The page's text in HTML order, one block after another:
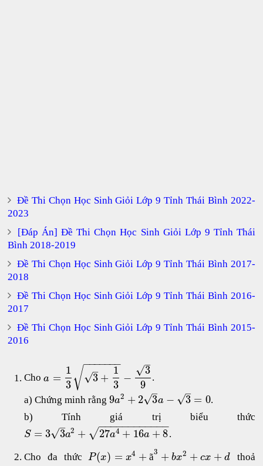
Đề Thi Chọn Học Sinh Giỏi Lớp 9 Tỉnh Thái Bình 2022-
2023
[Đáp Án] Đề Thi Chọn Học Sinh Giỏi Lớp 9 Tỉnh Thái
Bình 2018-2019
Đề Thi Chọn Học Sinh Giỏi Lớp 9 Tỉnh Thái Bình 2017-
2018
Đề Thi Chọn Học Sinh Giỏi Lớp 9 Tỉnh Thái Bình 2016-
2017
Đề Thi Chọn Học Sinh Giỏi Lớp 9 Tỉnh Thái Bình 2015-
2016
Choa =
1
3
3
–
√ +
1
3
− −
−−−−−
√ −
3
–
√
9
.
a) Chứng minh rằng9a2 + 2 3
–
√ a − 3
–
√ = 0.
b) Tính giá trị biểu thức
S = 3 3
–
√ a2 + 27a4 + 16a + 8
− −
−−−−−−−−−−
√ .
Cho đa thức P(x) = x4 + ã3 + bx2 + cx + d
thoả